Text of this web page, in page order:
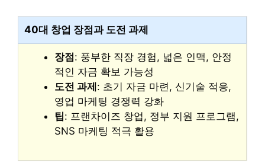
40대 창업 장점과 도전 과제
장점: 풍부한 직장 경험, 넓은 인맥, 안정
적인 자금 확보 가능성
도전 과제 : 초기 자금 마련, 신기술 적응,
영업 마케팅 경쟁력 강화
팁: 프랜차이즈 창업, 정부 지원 프로그램,
SNS 마케팅 적극 활용